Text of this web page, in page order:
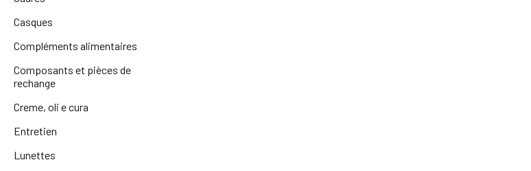
Casques
Compléments alimentaires
Composants et pièces de
rechange
Creme, oli e cura
Entretien
Lunettes